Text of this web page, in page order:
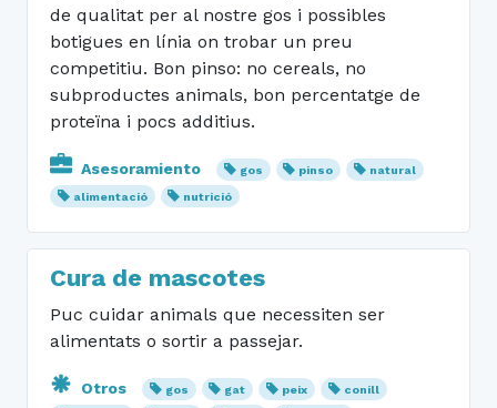
de qualitat per al nostre gos i possibles
botigues en línia on trobar un preu
competitiu. Bon pinso: no cereals, no
subproductes animals, bon percentatge de
proteïna i pocs additius.
Asesoramiento gos pinso
natural
alimentació
nutrició
Cura de mascotes
Puc cuidar animals que necessiten ser
alimentats o sortir a passejar.
Otros gos gat peix
conill